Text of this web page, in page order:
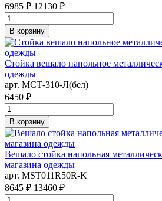
6985 ₽ 12130 ₽
В корзину
Стойка вешало напольное
одежды
арт. MСТ-310-Л(бел)
6450 ₽
В корзину
Вешало стойка напольная
магазина одежды
арт. MST011R50R-K
8645 ₽ 13460 ₽